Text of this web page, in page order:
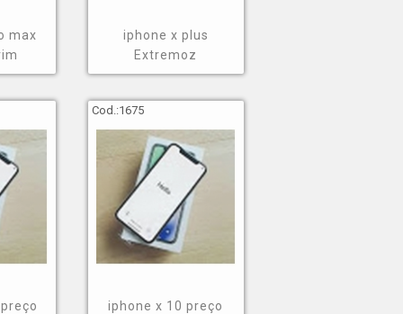
max
iphone x plus
Extremoz
Cod.:1675
iphone x 10 preço